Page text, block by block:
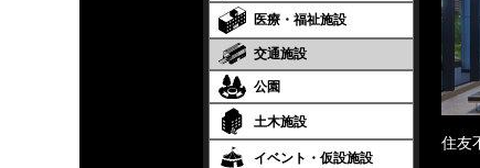
医療・福祉施設
交通施設
公園
土木施設
イベント・仮設施設
住友